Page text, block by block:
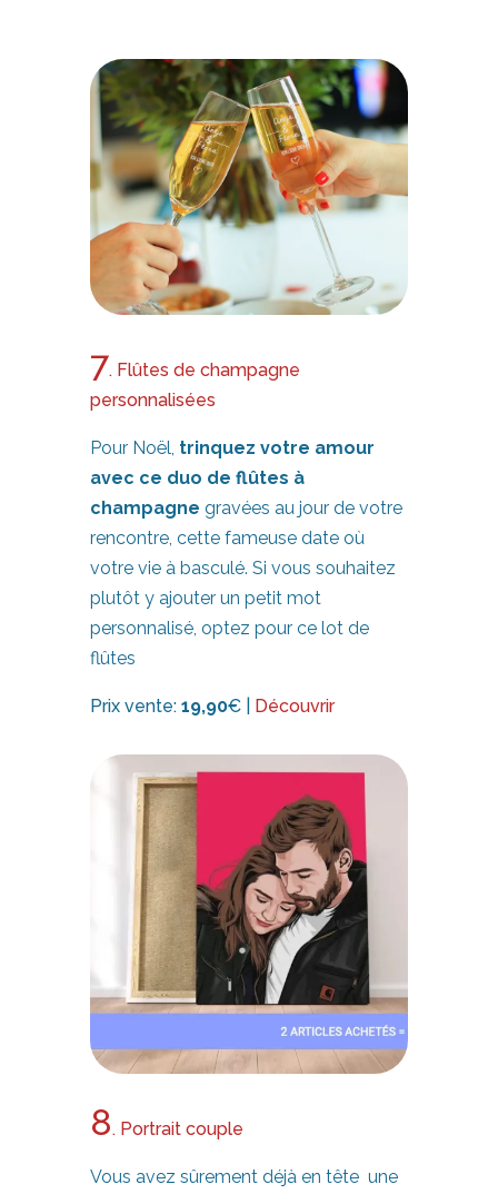
7. Flûtes de champagne
personnalisées
Pour Noël, trinquez votre amour
avec ce duo de flûtes à
champagne gravées au jour de votre
rencontre, cette fameuse date où
votre vie à basculé. Si vous souhaitez
plutôt y ajouter un petit mot
personnalisé, optez pour ce lot de
flûtes
Prix vente: 19,90€ | Découvrir
8. Portrait couple
Vous avez sûrement déjà en tête une